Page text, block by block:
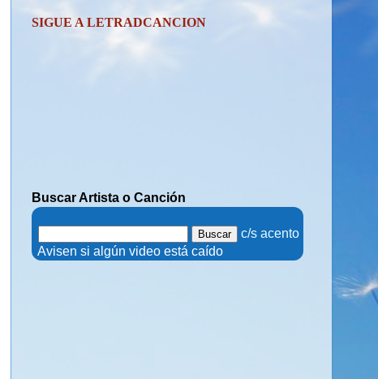
SIGUE A LETRADCANCION
Buscar Artista o Canción
c/s acento
. Avisen si algún video está caído